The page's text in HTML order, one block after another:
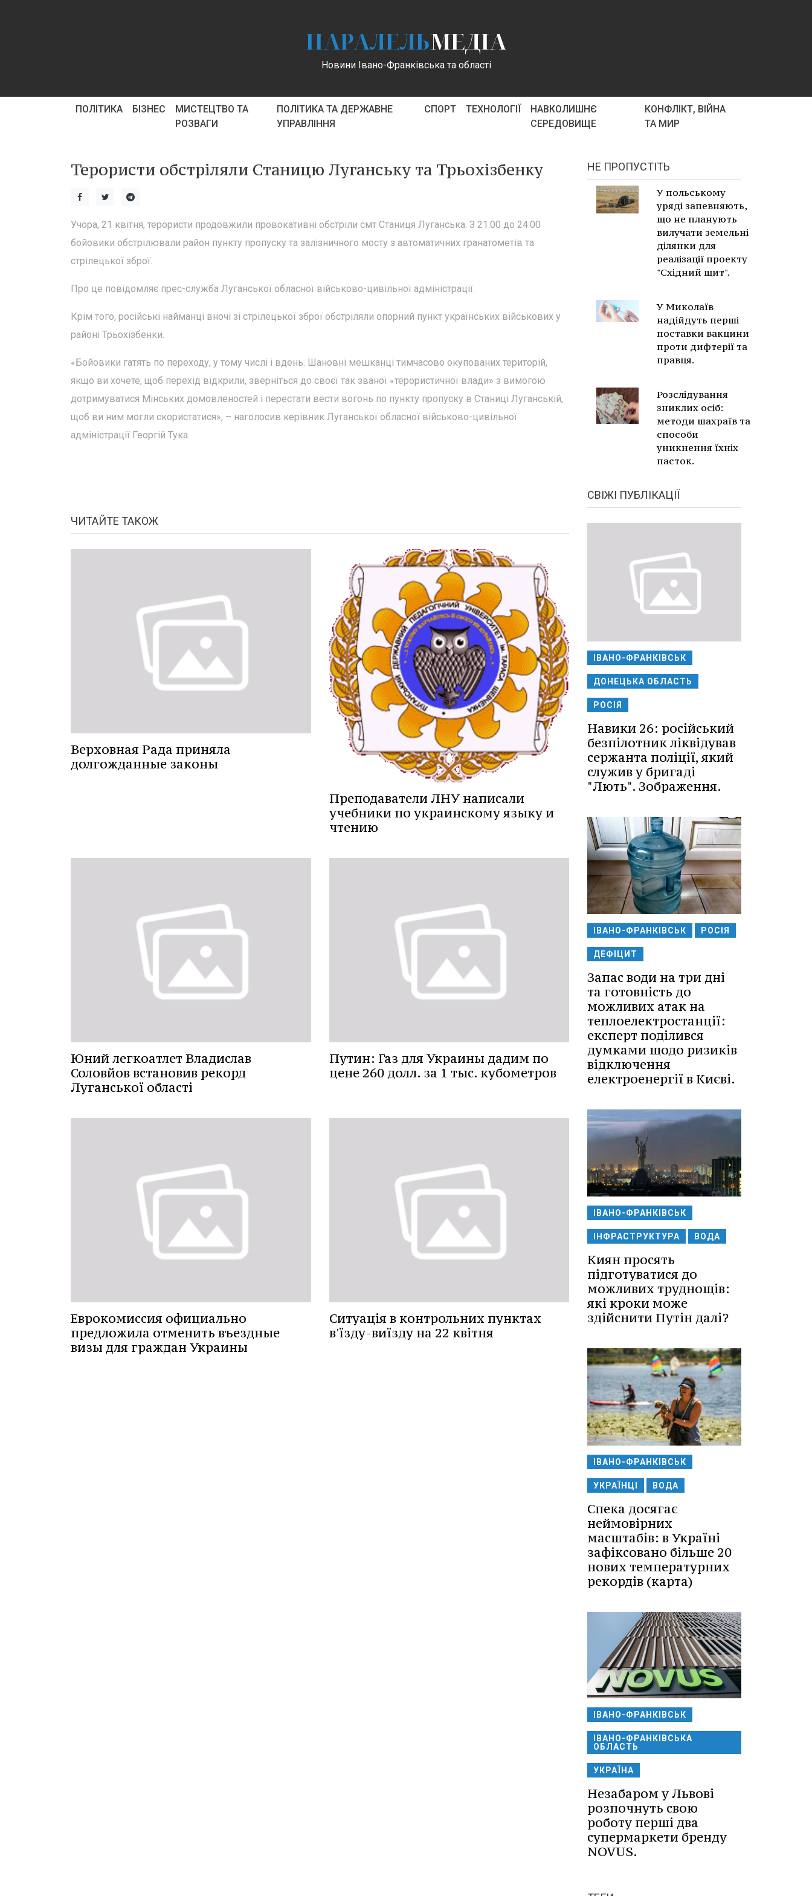
ПАРАЛЕЛЬМЕДІА
Новини Івано-Франківська та області
ПОЛІТИКА БІЗНЕС
МИСТЕЦТВО ТА
РОЗВАГИ
ПОЛІТИКА ТА ДЕРЖАВНЕ
УПРАВЛІННЯ
СПОРТ ТЕХНОЛОГІЇ
НАВКОЛИШНЄ
СЕРЕДОВИЩЕ
КОНФЛІКТ, ВІЙНА
ТА МИР
Терористи обстріляли Станицю Луганську та Трьохізбенку
Учора, 21 квітня, терористи продовжили провокативні обстріли смт Станиця Луганська. З 21:00 до 24:00
бойовики обстрілювали район пункту пропуску та залізничного мосту з автоматичних гранатометів та
стрілецької зброї.
Про це повідомляє прес-служба Луганської обласної військово-цивільної адміністрації.
Крім того, російські найманці вночі зі стрілецької зброї обстріляли опорний пункт українських військових у
районі Трьохізбенки.
«Бойовики гатять по переходу, у тому числі і вдень. Шановні мешканці тимчасово окупованих територій,
якщо ви хочете, щоб перехід відкрили, зверніться до своєї так званої «терористичної влади» з вимогою
дотримуватися Мінських домовленостей і перестати вести вогонь по пункту пропуску в Станиці Луганській,
щоб ви ним могли скористатися», – наголосив керівник Луганської обласної військово-цивільної
адміністрації Георгій Тука.
ЧИТАЙТЕ ТАКОЖ
Верховная Рада приняла
долгожданные законы
Преподаватели ЛНУ написали
учебники по украинскому языку и
чтению
Юний легкоатлет Владислав
Соловйов встановив рекорд
Луганської області
Путин: Газ для Украины дадим по
цене 260 долл. за 1 тыс. кубометров
Еврокомиссия официально
предложила отменить въездные
визы для граждан Украины
Ситуація в контрольних пунктах
в'їзду-виїзду на 22 квітня
НЕ ПРОПУСТІТЬ
У польському
уряді запевняють,
що не планують
вилучати земельні
ділянки для
реалізації проекту
"Східний щит".
У Миколаїв
надійдуть перші
поставки вакцини
проти дифтерії та
правця.
Розслідування
зниклих осіб:
методи шахраїв та
способи
уникнення їхніх
пасток.
СВІЖІ ПУБЛІКАЦІЇ
ІВАНО-ФРАНКІВСЬК
ДОНЕЦЬКА ОБЛАСТЬ
РОСІЯ
Навики 26: російський
безпілотник ліквідував
сержанта поліції, який
служив у бригаді
"Лють". Зображення.
ІВАНО-ФРАНКІВСЬК РОСІЯ
ДЕФІЦИТ
Запас води на три дні
та готовність до
можливих атак на
теплоелектростанції:
експерт поділився
думками щодо ризиків
відключення
електроенергії в Києві.
ІВАНО-ФРАНКІВСЬК
ІНФРАСТРУКТУРА ВОДА
Киян просять
підготуватися до
можливих труднощів:
які кроки може
здійснити Путін далі?
ІВАНО-ФРАНКІВСЬК
УКРАЇНЦІ ВОДА
Спека досягає
неймовірних
масштабів: в Україні
зафіксовано більше 20
нових температурних
рекордів (карта)
ІВАНО-ФРАНКІВСЬК
ІВАНО-ФРАНКІВСЬКА
ОБЛАСТЬ
УКРАЇНА
Незабаром у Львові
розпочнуть свою
роботу перші два
супермаркети бренду
NOVUS.